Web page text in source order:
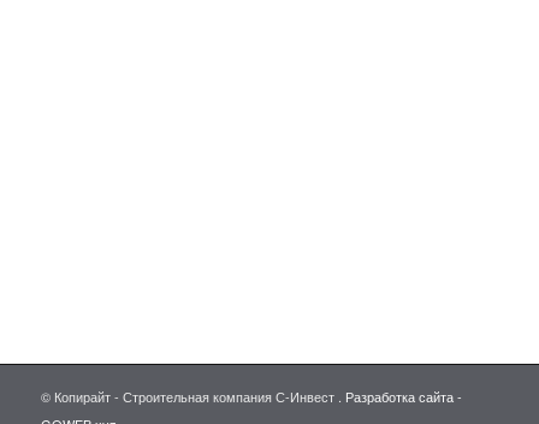
© Копирайт - Строительная компания С-Инвест . Разработка сайта -